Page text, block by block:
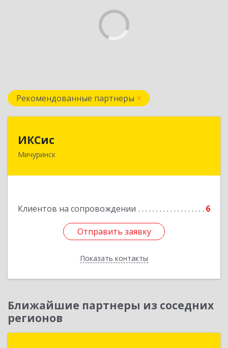
Рекомендованные партнеры
ИКСис
Мичуринск
Клиентов на сопровождении 6
Отправить заявку
Показать контакты
Отправить заявку
Назад
Ближайшие партнеры из соседних
регионов